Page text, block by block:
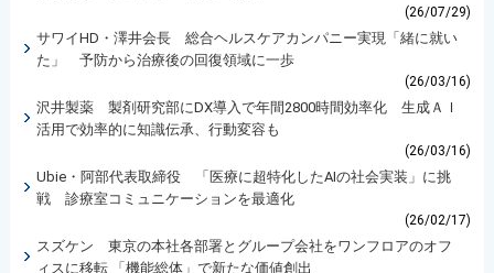
(26/07/29)
サワイHD・澤井会長 総合ヘルスケアカンパニー実現「緒に就い
た」 予防から治療後の回復領域に一歩
(26/03/16)
沢井製薬 製剤研究部にDX導入で年間2800時間効率化 生成ＡＩ
活用で効率的に知識伝承、行動変容も
(26/03/16)
Ubie・阿部代表取締役 「医療に超特化したAIの社会実装」に挑
戦 診療室コミュニケーションを最適化
(26/02/17)
スズケン 東京の本社各部署とグループ会社をワンフロアのオフ
ィスに移転 「機能総体」で新たな価値創出